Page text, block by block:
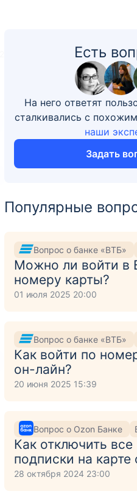
Есть
На него ответят
сталкивались с
наши
Задать
Популярные
Вопрос о банке «ВТБ»
Можно ли войти в
номеру карты?
01 июля 2025 20:00
Вопрос о банке «ВТБ»
Как войти по
он-лайн?
20 июня 2025 15:39
Вопрос о Ozon Банке
Как отключить
подписки на карте
28 октября 2024 23:00